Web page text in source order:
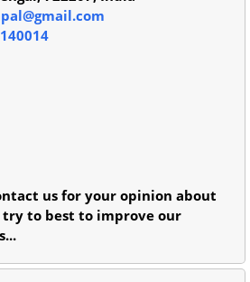
us for your opinion about
to best to improve our